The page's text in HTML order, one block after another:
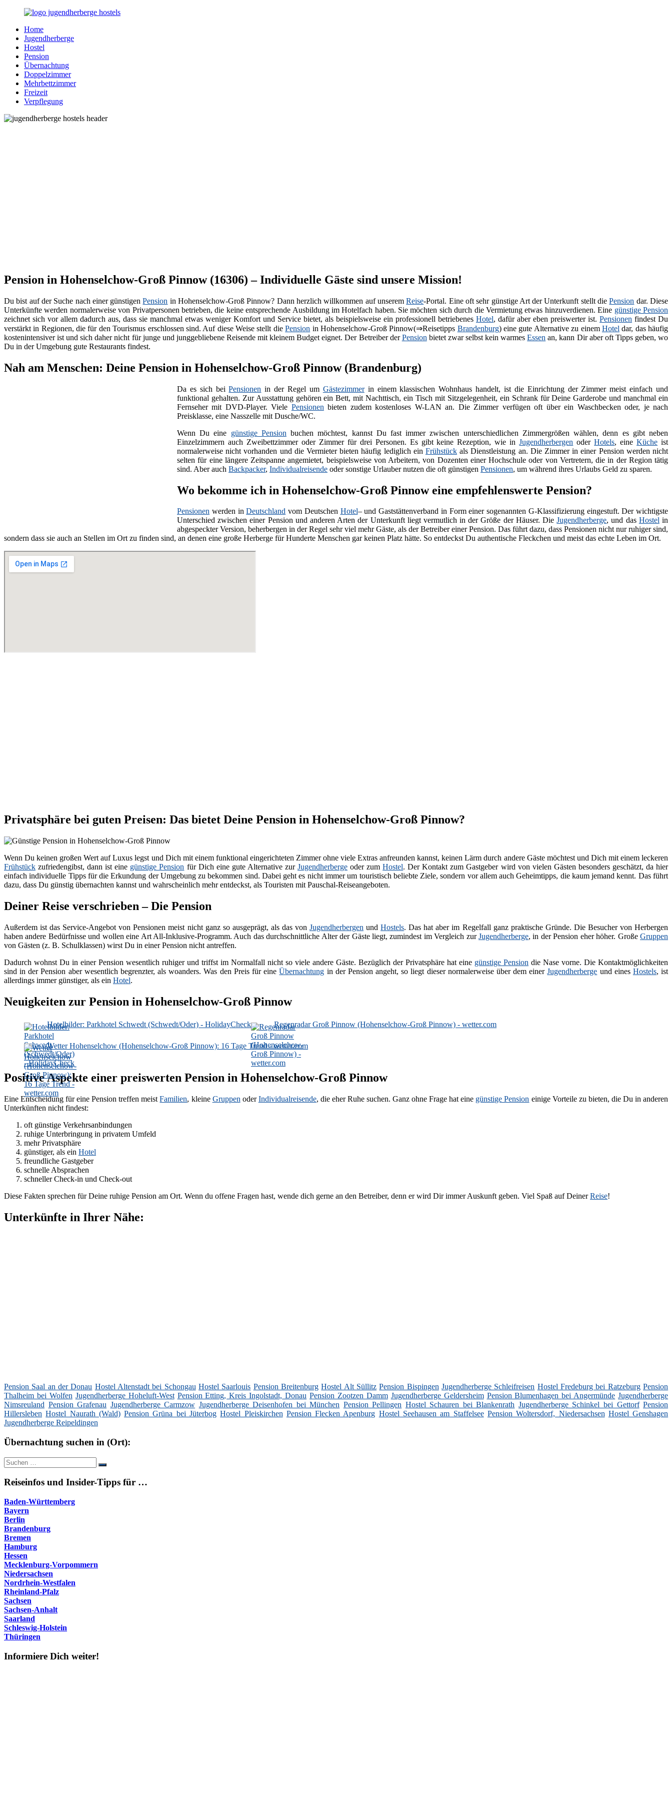
Zurück
Inhalt
Jugendherberge-
Hostels.de
Reisen
junge
jung
gebliebene
Menschen
Home
Jugendherberge
Hostel
Pension
Übernachtung
Doppelzimmer
Mehrbettzimmer
Freizeit
Verpflegung
Pension in Hohenselchow-Groß Pinnow (16306) – Individuelle Gäste sind unsere Mission!
Du bist auf der Suche nach einer günstigenPension in Hohenselchow-Groß Pinnow? Dann herzlich willkommen auf unseremReise-Portal. Eine oft sehr günstige Art der Unterkunft stellt diePension dar. Diese
Unterkünfte werden normalerweise von Privatpersonen betrieben, die keine entsprechende Ausbildung im Hotelfach haben. Sie möchten sich durch die Vermietung etwas hinzuverdienen. Eine günstige Pension
zeichnet sich vor allem dadurch aus, dass sie manchmal etwas weniger Komfort und Service bietet, als beispielsweise ein professionell betriebenes Hotel, dafür aber eben preiswerter ist. Pensionen findest Du
verstärkt in Regionen, die für den Tourismus erschlossen sind. Auf diese Weise stellt diePension in Hohenselchow-Groß Pinnow(⇒Reisetipps Brandenburg) eine gute Alternative zu einem Hotel dar, das häufig
kostenintensiver ist und sich daher nicht für junge und junggebliebene Reisende mit kleinem Budget eignet. Der Betreiber derPension bietet zwar selbst kein warmesEssen an, kann Dir aber oft Tipps geben, wo
Du in der Umgebung gute Restaurants findest.
Nah am Menschen: Deine Pension in Hohenselchow-Groß Pinnow (Brandenburg)
Da es sich beiPensionen in der Regel um Gästezimmerin einem klassischen Wohnhaus handelt, ist die Einrichtung der Zimmer meist einfach und
funktional gehalten. Zur Ausstattung gehören ein Bett, mit Nachttisch, ein Tisch mit Sitzgelegenheit, ein Schrank für Deine Garderobe und manchmal ein
Fernseher mit DVD-Player. Viele Pensionen bieten zudem kostenloses W-LAN an. Die Zimmer verfügen oft über ein Waschbecken oder, je nach
Preisklasse, eine Nasszelle mit Dusche/WC.
Wenn Du eine günstige Pension buchen möchtest, kannst Du fast immer zwischen unterschiedlichen Zimmergrößen wählen, denn es gibt neben
Einzelzimmern auch Zweibettzimmer oder Zimmer für drei Personen. Es gibt keine Rezeption, wie inJugendherbergen oderHotels, eineKüche ist
normalerweise nicht vorhanden und die Vermieter bieten häufig lediglich ein Frühstück als Dienstleistung an. Die Zimmer in einer Pension werden nicht
selten für eine längere Zeitspanne angemietet, beispielsweise von Arbeitern, von Dozenten einer Hochschule oder von Vertretern, die in der Region tätig
sind. Aber auch Backpacker, Individualreisende oder sonstige Urlauber nutzen die oft günstigen Pensionen, um während ihres Urlaubs Geld zu sparen.
Wo bekomme ich in Hohenselchow-Groß Pinnow eine empfehlenswerte Pension?
Pensionen werden inDeutschland vom Deutschen Hotel– und Gaststättenverband in Form einer sogenannten G-Klassifizierung eingestuft. Der wichtigste
Unterschied zwischen einer Pension und anderen Arten der Unterkunft liegt vermutlich in der Größe der Häuser. DieJugendherberge, und das Hostelin
abgespeckter Version, beherbergen in der Regel sehr viel mehr Gäste, als der Betreiber einer Pension. Das führt dazu, dass Pensionen nicht nur ruhiger sind,
sondern dass sie auch an Stellen im Ort zu finden sind, an denen eine große Herberge für Hunderte Menschen gar keinen Platz hätte. So entdeckst Du authentische Fleckchen und meist das echte Leben im Ort.
Privatsphäre bei guten Preisen: Das bietet Deine Pension in Hohenselchow-Groß Pinnow?
Wenn Du keinen großen Wert auf Luxus legst und Dich mit einem funktional eingerichteten Zimmer ohne viele Extras anfreunden kannst, keinen Lärm durch andere Gäste möchtest und Dich mit einem leckeren
Frühstück zufriedengibst, dann ist eine günstige Pension für Dich eine gute Alternative zur Jugendherbergeoder zumHostel. Der Kontakt zum Gastgeber wird von vielen Gästen besonders geschätzt, da hier
einfach individuelle Tipps für die Erkundung der Umgebung zu bekommen sind. Dabei geht es nicht immer um touristisch beliebte Ziele, sondern vor allem auch Geheimtipps, die kaum jemand kennt. Das führt
dazu, dass Du günstig übernachten kannst und wahrscheinlich mehr entdeckst, als Touristen mit Pauschal-Reiseangeboten.
Deiner Reise verschrieben – Die Pension
Außerdem ist das Service-Angebot von Pensionen meist nicht ganz so ausgeprägt, als das von Jugendherbergen undHostels. Das hat aber im Regelfall ganz praktische Gründe. Die Besucher von Herbergen
haben andere Bedürfnisse und wollen eine Art All-Inklusive-Programm. Auch das durchschnittliche Alter der Gäste liegt, zumindest im Vergleich zurJugendherberge, in der Pension eher höher. GroßeGruppen
von Gästen (z. B. Schulklassen) wirst Du in einer Pension nicht antreffen.
Dadurch wohnst Du in einer Pension wesentlich ruhiger und triffst im Normalfall nicht so viele andere Gäste. Bezüglich der Privatsphäre hat eine günstige Pension die Nase vorne. Die Kontaktmöglichkeiten
sind in der Pension aber wesentlich begrenzter, als woanders. Was den Preis für eineÜbernachtung in der Pension angeht, so liegt dieser normalerweise über dem einerJugendherberge und eines Hostels, ist
allerdings immer günstiger, als ein Hotel.
Neuigkeiten zur Pension in Hohenselchow-Groß Pinnow
Hotelbilder: Parkhotel Schwedt (Schwedt/Oder) - HolidayCheck Regenradar Groß Pinnow (Hohenselchow-Groß Pinnow) - wetter.com
Wetter Hohenselchow (Hohenselchow-Groß Pinnow): 16 Tage Trend - wetter.com
Positive Aspekte einer preiswerten Pension in Hohenselchow-Groß Pinnow
Eine Entscheidung für eine Pension treffen meistFamilien, kleine Gruppen oderIndividualreisende, die eher Ruhe suchen. Ganz ohne Frage hat eine günstige Pension einige Vorteile zu bieten, die Du in anderen
Unterkünften nicht findest:
oft günstige Verkehrsanbindungen
ruhige Unterbringung in privatem Umfeld
mehr Privatsphäre
günstiger, als ein Hotel
freundliche Gastgeber
schnelle Absprachen
schneller Check-in und Check-out
Diese Fakten sprechen für Deine ruhige Pension am Ort. Wenn du offene Fragen hast, wende dich gerne an den Betreiber, denn er wird Dir immer Auskunft geben. Viel Spaß auf DeinerReise!
Unterkünfte in Ihrer Nähe:
Pension Saal an der Donau Hostel Altenstadt bei Schongau Hostel Saarlouis Pension Breitenburg Hostel Alt Süllitz Pension Bispingen Jugendherberge Schleifreisen Hostel Fredeburg bei Ratzeburg Pension
Thalheim bei Wolfen Jugendherberge Hoheluft-West Pension Etting, Kreis Ingolstadt, Donau Pension Zootzen Damm Jugendherberge Geldersheim Pension Blumenhagen bei Angermünde Jugendherberge
Nimsreuland Pension Grafenau Jugendherberge Carmzow Jugendherberge Deisenhofen bei München Pension Pellingen Hostel Schauren bei Blankenrath Jugendherberge Schinkel bei Gettorf Pension
Hillersleben Hostel Naurath (Wald) Pension Grüna bei Jüterbog Hostel Pleiskirchen Pension Flecken Apenburg Hostel Seehausen am Staffelsee Pension Woltersdorf, Niedersachsen Hostel Genshagen
Jugendherberge Reipeldingen
Übernachtung suchen in (Ort):
Suche
nach:
Suchen
Reiseinfos und Insider-Tipps für …
Baden-Württemberg
Bayern
Berlin
Brandenburg
Bremen
Hamburg
Hessen
Mecklenburg-Vorpommern
Niedersachsen
Nordrhein-Westfalen
Rheinland-Pfalz
Sachsen
Sachsen-Anhalt
Saarland
Schleswig-Holstein
Thüringen
Informiere Dich weiter!